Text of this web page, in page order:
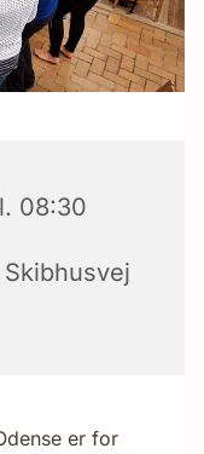
08:30
er for